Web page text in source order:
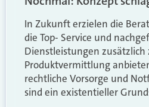
In Zukunft erzielen die
die Top- Service und
Dienstleistungen zusätzlich
Produktvermittlung
rechtliche Vorsorge und
sind ein existentieller